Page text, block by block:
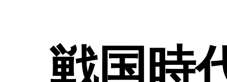
戦国時